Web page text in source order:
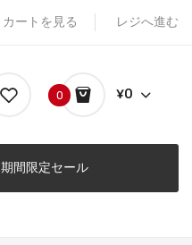
カートを見る レジへ進む
0 ¥0
期間限定セール